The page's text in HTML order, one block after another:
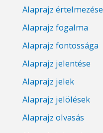
Alaprajz értelmezése
Alaprajz fogalma
Alaprajz fontossága
Alaprajz jelentése
Alaprajz jelek
Alaprajz jelölések
Alaprajz olvasás